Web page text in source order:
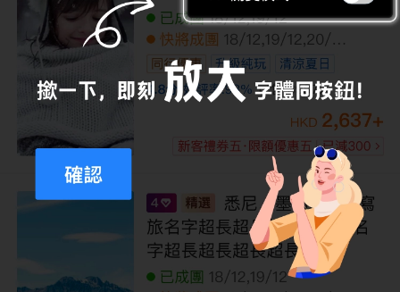
LMKCZ07NL
HKD23,999 HKD 19,999+/人
限額優惠
已減
到底啦